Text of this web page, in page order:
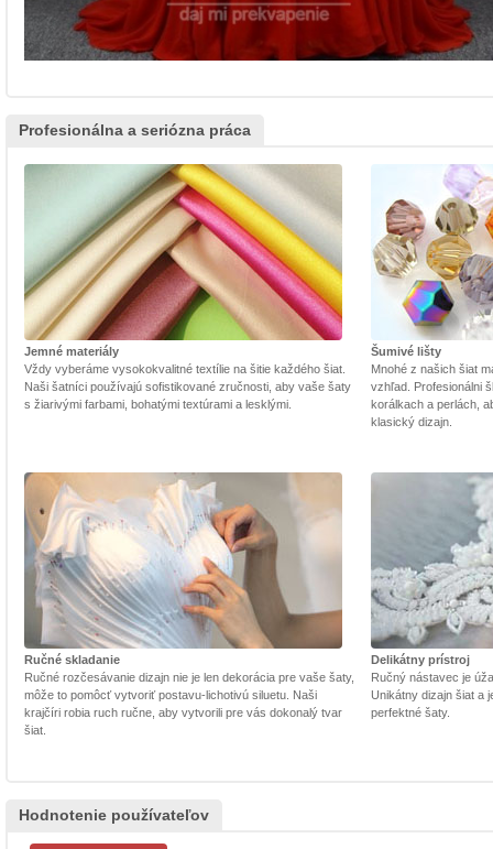
Profesionálna a seriózna práca
Jemné materiály
Vždy vyberáme vysokokvalitné textílie na šitie každého šiat.
Naši šatníci používajú sofistikované zručnosti, aby vaše šaty
s žiarivými farbami, bohatými textúrami a lesklými.
Šumivé lišty
Mnohé z našich šiat
vzhľad. Profesionálni
korálkach a perlách,
klasický dizajn.
Ručné skladanie
Ručné rozčesávanie dizajn nie je len dekorácia pre vaše šaty,
môže to pomôcť vytvoriť postavu-lichotivú siluetu. Naši
krajčíri robia ruch ručne, aby vytvorili pre vás dokonalý tvar
šiat.
Delikátny prístroj
Ručný nástavec je
Unikátny dizajn šiat a
perfektné šaty.
Hodnotenie používateľov